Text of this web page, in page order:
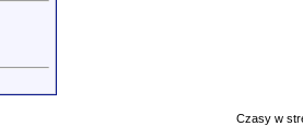
Czasy w